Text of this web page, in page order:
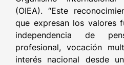
(OIEA). “Este
que expresan los valores
independencia de
profesional, vocación
interés nacional desde